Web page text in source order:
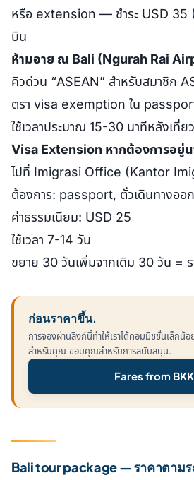
หรือ extension — ชำระ USD 35
บิน
ห้ามอาย ณ Bali (Ngurah Rai
คิวด่วน “ASEAN” สำหรับสมาชิก
ตรา visa exemption ใน
ใช้เวลาประมาณ 15-30 นาทีหลังเที่ย
Visa Extension หากต้องการอยู่
ไปที่ Imigrasi Office (Kantor
ต้องการ: passport, ตั๋วเดินทางออ
ค่าธรรมเนียม: USD 25
ใช้เวลา 7-14 วัน
ขยาย 30 วันเพิ่มจากเดิม 30 วัน =
ก่อนราคาขึ้น.
การจองผ่านลิงก์นี้ทำให้เราได้คอมมิชชั่นเล็กน้
สำหรับคุณ ขอบคุณสำหรับการสนับสนุน.
Fares from BKK
Bali tour package — ราคาตา